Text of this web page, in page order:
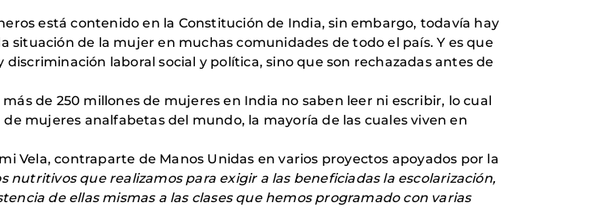
está contenido en la Constitución de India, sin embargo, todavía hay
de la mujer en muchas comunidades de todo el país. Y es que
laboral social y política, sino que son rechazadas antes de
de 250 millones de mujeres en India no saben leer ni escribir, lo cual
mujeres analfabetas del mundo, la mayoría de las cuales viven en
Vela, contraparte de Manos Unidas en varios proyectos apoyados por la
nutritivos que realizamos para exigir a las beneficiadas la escolarización,
de ellas mismas a las clases que hemos programado con varias